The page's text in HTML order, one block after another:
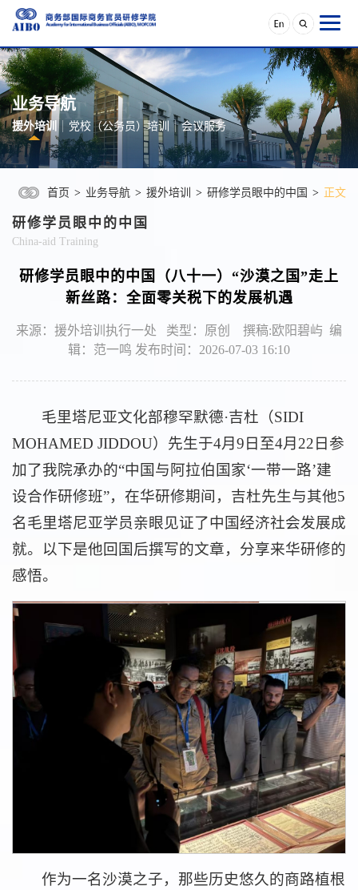
业务导航
援外培训 党校（公务员）培训 会议服务
首页 > 业务导航 > 援外培训 > 研修学员眼中的中国 > 正文
研修学员眼中的中国
China-aid Training
研修学员眼中的中国（八十一）“沙漠之国”走上
新丝路：全面零关税下的发展机遇
来源：援外培训执行一处 类型：原创 撰稿:欧阳碧屿 编
辑：范一鸣 发布时间：2026-07-03 16:10
毛里塔尼亚文化部穆罕默德·吉杜（SIDI
MOHAMED JIDDOU）先生于4月9日至4月22日参
加了我院承办的“中国与阿拉伯国家‘一带一路’建
设合作研修班”，在华研修期间，吉杜先生与其他5
名毛里塔尼亚学员亲眼见证了中国经济社会发展成
就。以下是他回国后撰写的文章，分享来华研修的
感悟。
作为一名沙漠之子，那些历史悠久的商路植根